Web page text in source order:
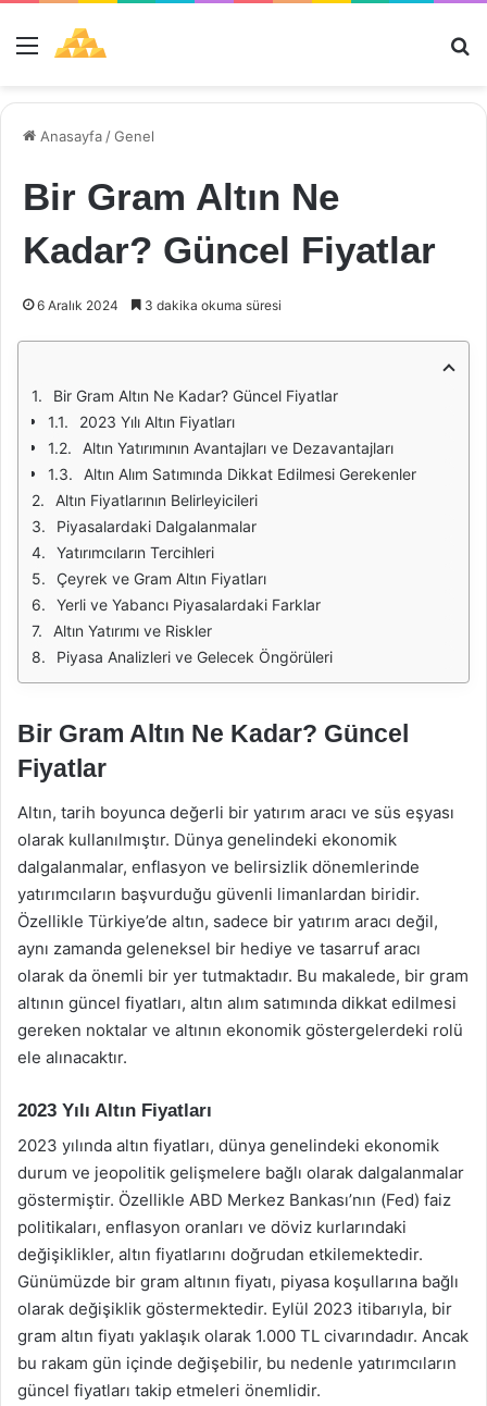
Menü
Anasayfa /Genel
Bir Gram Altın Ne
Kadar? Güncel Fiyatlar
6 Aralık 2024 3 dakika okuma süresi
Bir Gram Altın Ne Kadar? Güncel Fiyatlar
2023 Yılı Altın Fiyatları
Altın Yatırımının Avantajları ve Dezavantajları
Altın Alım Satımında Dikkat Edilmesi Gerekenler
Altın Fiyatlarının Belirleyicileri
Piyasalardaki Dalgalanmalar
Yatırımcıların Tercihleri
Çeyrek ve Gram Altın Fiyatları
Yerli ve Yabancı Piyasalardaki Farklar
Altın Yatırımı ve Riskler
Piyasa Analizleri ve Gelecek Öngörüleri
Bir Gram Altın Ne Kadar? Güncel
Fiyatlar
Altın, tarih boyunca değerli bir yatırım aracı ve süs eşyası
olarak kullanılmıştır. Dünya genelindeki ekonomik
dalgalanmalar, enflasyon ve belirsizlik dönemlerinde
yatırımcıların başvurduğu güvenli limanlardan biridir.
Özellikle Türkiye’de altın, sadece bir yatırım aracı değil,
aynı zamanda geleneksel bir hediye ve tasarruf aracı
olarak da önemli bir yer tutmaktadır. Bu makalede, bir gram
altının güncel fiyatları, altın alım satımında dikkat edilmesi
gereken noktalar ve altının ekonomik göstergelerdeki rolü
ele alınacaktır.
2023 Yılı Altın Fiyatları
2023 yılında altın fiyatları, dünya genelindeki ekonomik
durum ve jeopolitik gelişmelere bağlı olarak dalgalanmalar
göstermiştir. Özellikle ABD Merkez Bankası’nın (Fed) faiz
politikaları, enflasyon oranları ve döviz kurlarındaki
değişiklikler, altın fiyatlarını doğrudan etkilemektedir.
Günümüzde bir gram altının fiyatı, piyasa koşullarına bağlı
olarak değişiklik göstermektedir. Eylül 2023 itibarıyla, bir
gram altın fiyatı yaklaşık olarak 1.000 TL civarındadır. Ancak
bu rakam gün içinde değişebilir, bu nedenle yatırımcıların
güncel fiyatları takip etmeleri önemlidir.